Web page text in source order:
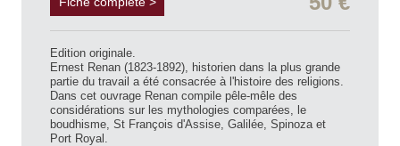
Edition originale.
Ernest Renan (1823-1892), historien dans la plus grande
partie du travail a été consacrée à l'histoire des religions.
Dans cet ouvrage Renan compile pêle-mêle des
considérations sur les mythologies comparées, le
boudhisme, St François d'Assise, Galilée, Spinoza et
Port Royal.